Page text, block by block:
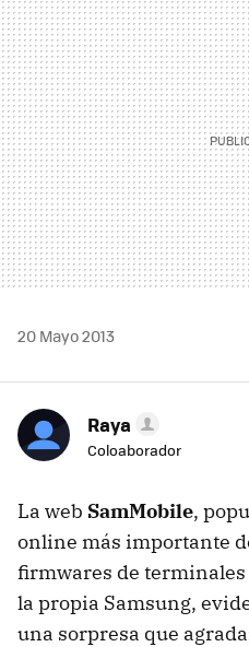
20 Mayo 2013
Raya
Coloaborador
La web SamMobile,
online más importante
firmwares de terminales
la propia Samsung,
una sorpresa que